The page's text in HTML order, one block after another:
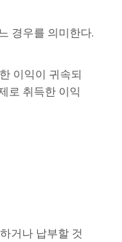
경우를 의미한다.
이익이 귀속되
로 취득한 이익
거나 납부할 것